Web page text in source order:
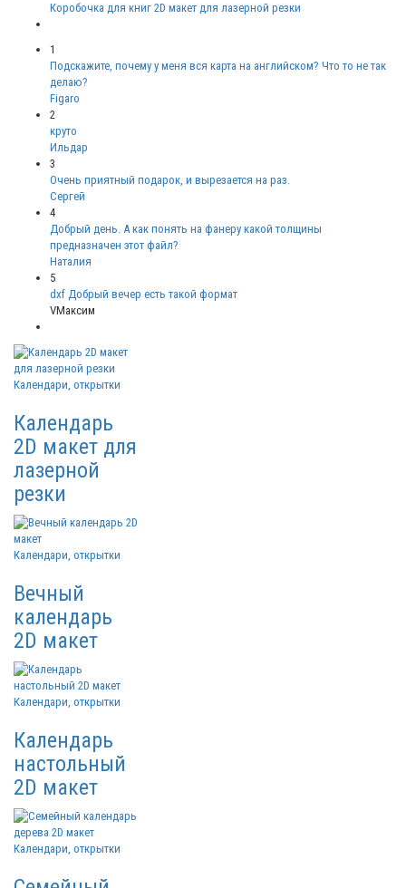
Коробочка для книг 2D макет для лазерной резки
1
Подскажите, почему у меня вся карта на английском? Что то не так
делаю?
Figaro
2
круто
Ильдар
3
Очень приятный подарок, и вырезается на раз.
Сергей
4
Добрый день. А как понять на фанеру какой толщины
предназначен этот файл?
Наталия
5
dxf Добрый вечер есть такой формат
VМаксим
Календари, открытки
Календарь
2D макет для
лазерной
резки
Календари, открытки
Вечный
календарь
2D макет
Календари, открытки
Календарь
настольный
2D макет
Календари, открытки